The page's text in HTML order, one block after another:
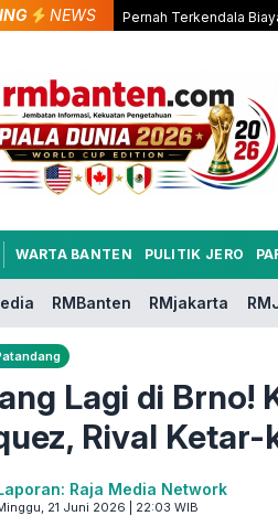
NEWS Pernah Terkendala
WARTA BANTEN PULITIK JERO
RMBanten RMjakarta
Lagi di Brno!
Rival Ketar-
Raja Media Network
21 Juni 2026 | 22:03 WIB